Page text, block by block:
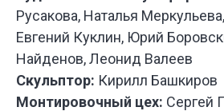
Русакова, Наталья
Евгений Куклин, Юрий
Найденов, Леонид Валеев
Скульптор: Кирилл Башкиров
Монтировочный цех: Сергей